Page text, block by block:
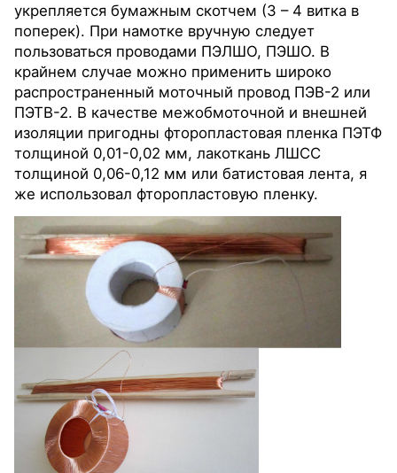
укрепляется бумажным скотчем (3 – 4 витка в
поперек). При намотке вручную следует
пользоваться проводами ПЭЛШО, ПЭШО. В
крайнем случае можно применить широко
распространенный моточный провод ПЭВ-2 или
ПЭТВ-2. В качестве межобмоточной и внешней
изоляции пригодны фторопластовая пленка ПЭТФ
толщиной 0,01-0,02 мм, лакоткань ЛШСС
толщиной 0,06-0,12 мм или батистовая лента, я
же использовал фторопластовую пленку.